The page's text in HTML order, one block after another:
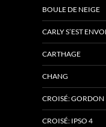
BOULE DE NEIGE
CARLY S’EST
CARTHAGE
CHANG
CROISÉ: GORDON
CROISÉ: IPSO 4